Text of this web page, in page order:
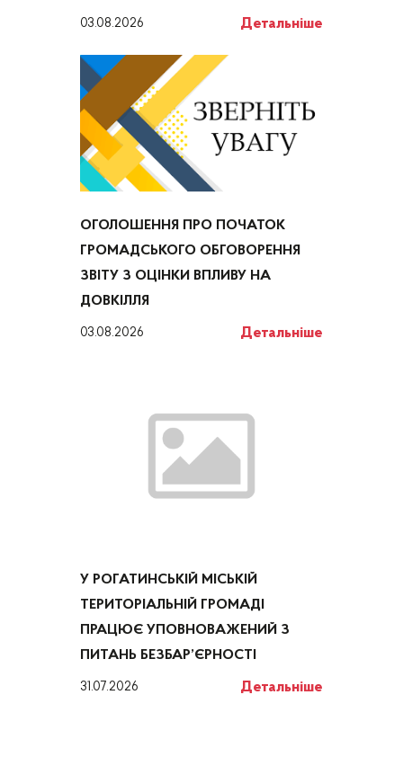
03.08.2026 Детальніше
ОГОЛОШЕННЯ ПРО ПОЧАТОК
ГРОМАДСЬКОГО ОБГОВОРЕННЯ
ЗВІТУ З ОЦІНКИ ВПЛИВУ НА
ДОВКІЛЛЯ
03.08.2026 Детальніше
У РОГАТИНСЬКІЙ МІСЬКІЙ
ТЕРИТОРІАЛЬНІЙ ГРОМАДІ
ПРАЦЮЄ УПОВНОВАЖЕНИЙ З
ПИТАНЬ БЕЗБАР’ЄРНОСТІ
31.07.2026 Детальніше